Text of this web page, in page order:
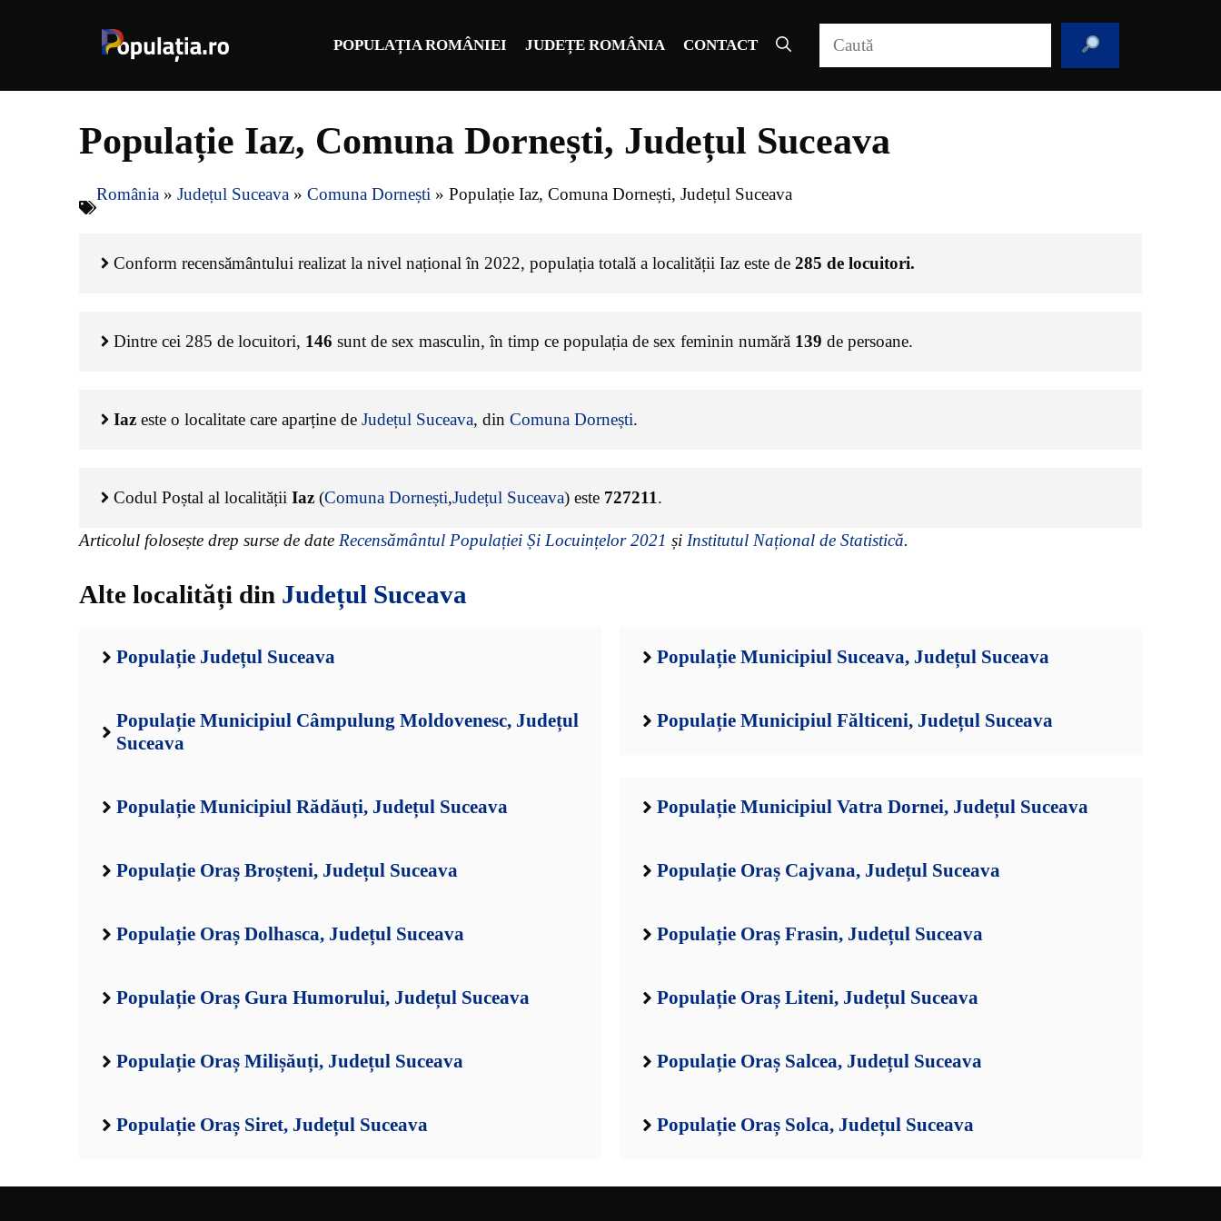
POPULAȚIA ROMÂNIEI JUDEȚE ROMÂNIA CONTACT
Populație Iaz, Comuna Dornești, Județul Suceava
România » Județul Suceava » Comuna Dornești » Populație Iaz, Comuna Dornești, Județul Suceava
Conform recensământului realizat la nivel național în 2022, populația totală a localității Iaz este de 285 de locuitori.
Dintre cei 285 de locuitori, 146 sunt de sex masculin, în timp ce populația de sex feminin numără 139 de persoane.
Iaz este o localitate care aparține de Județul Suceava, din Comuna Dornești.
Codul Poștal al localității Iaz (Comuna Dornești,Județul Suceava) este 727211.
Articolul folosește drep surse de date Recensământul Populației Și Locuințelor 2021 și Institutul Național de Statistică.
Alte localități din Județul Suceava
Populație Județul Suceava Populație Municipiul Suceava, Județul Suceava
Populație Municipiul Câmpulung Moldovenesc, Județul
Suceava
Populație Municipiul Fălticeni, Județul Suceava
Populație Municipiul Rădăuți, Județul Suceava Populație Municipiul Vatra Dornei, Județul Suceava
Populație Oraș Broșteni, Județul Suceava Populație Oraș Cajvana, Județul Suceava
Populație Oraș Dolhasca, Județul Suceava Populație Oraș Frasin, Județul Suceava
Populație Oraș Gura Humorului, Județul Suceava Populație Oraș Liteni, Județul Suceava
Populație Oraș Milișăuți, Județul Suceava Populație Oraș Salcea, Județul Suceava
Populație Oraș Siret, Județul Suceava Populație Oraș Solca, Județul Suceava